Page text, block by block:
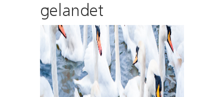
gelandet